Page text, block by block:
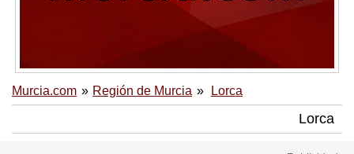
Murcia.com Región de Murcia Lorca
Lorca